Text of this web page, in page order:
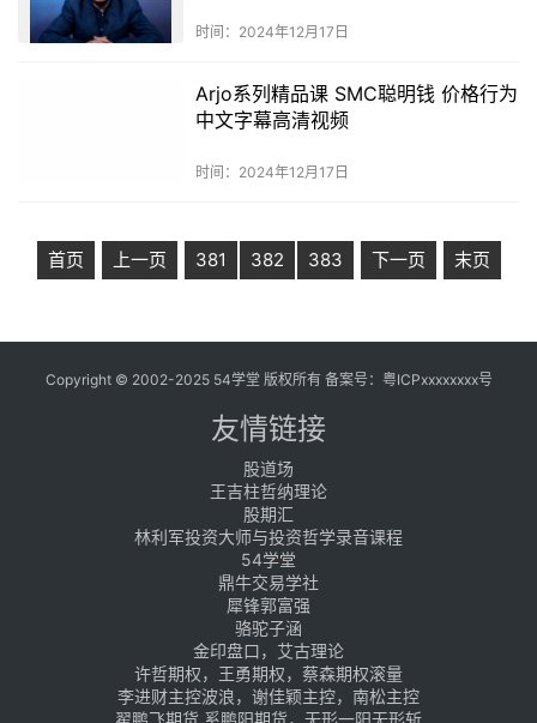
时间：2024年12月17日
Arjo系列精品课 SMC聪明钱 价格行为
中文字幕高清视频
时间：2024年12月17日
首页 上一页 381 382 383 下一页 末页
Copyright © 2002-2025 54学堂 版权所有 备案号： 粤ICPxxxxxxxx号
友情链接
股道场
王吉柱哲纳理论
股期汇
林利军投资大师与投资哲学录音课程
54学堂
鼎牛交易学社
犀锋郭富强
骆驼子涵
金印盘口，艾古理论
许哲期权，王勇期权，蔡森期权滚量
李进财主控波浪，谢佳颖主控，南松主控
翟鹏飞期货,奚鹏阳期货，无形一阳无形斩